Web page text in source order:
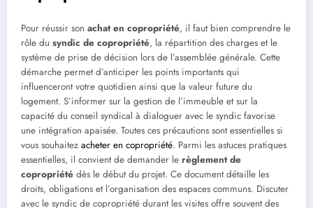
Pour réussir son achat en copropriété, il faut bien comprendre le
rôle du syndic de copropriété, la répartition des charges et le
système de prise de décision lors de l’assemblée générale. Cette
démarche permet d’anticiper les points importants qui
influenceront votre quotidien ainsi que la valeur future du
logement. S’informer sur la gestion de l’immeuble et sur la
capacité du conseil syndical à dialoguer avec le syndic favorise
une intégration apaisée. Toutes ces précautions sont essentielles si
vous souhaitez acheter en copropriété. Parmi les astuces pratiques
essentielles, il convient de demander le règlement de
copropriété dès le début du projet. Ce document détaille les
droits, obligations et l’organisation des espaces communs. Discuter
avec le syndic de copropriété durant les visites offre souvent des